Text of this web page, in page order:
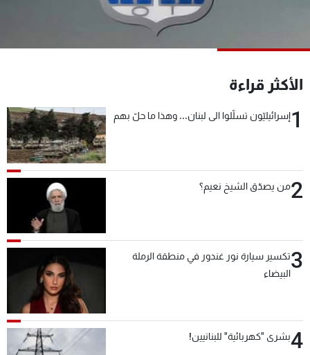
الأكثر قراءة
1إسرائيليّون تسلّلوا الى لبنان... وهذا ما حلّ بهم
2من يصدّق الشيخ نعيم؟
3تكسير سيارة نور غندور في منطقة الرملة
البيضاء
4بشرى "كهربائية" للبنانيين!
عن MTV
الإنـتـاج
شروط الإسـتخدام
سياسة الخصوصية